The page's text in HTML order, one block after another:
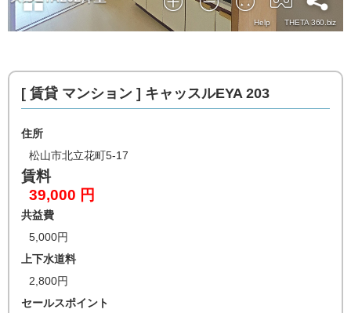
[ 賃貸 マンション ] キャッスルEYA 203
住所
松山市北立花町5-17
賃料
39,000 円
共益費
5,000円
上下水道料
2,800円
セールスポイント